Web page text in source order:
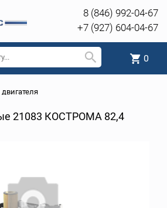
8 (846) 992-04-67
+7 (927) 604-04-67
0
21083 КОСТРОМА 82,4